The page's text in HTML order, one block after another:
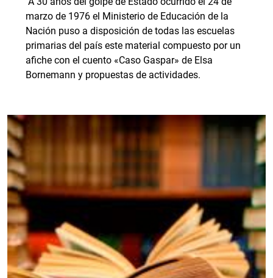
marzo de 1976 el Ministerio de Educación de la
Nación puso a disposición de todas las escuelas
primarias del país este material compuesto por un
afiche con el cuento «Caso Gaspar» de Elsa
Bornemann y propuestas de actividades.